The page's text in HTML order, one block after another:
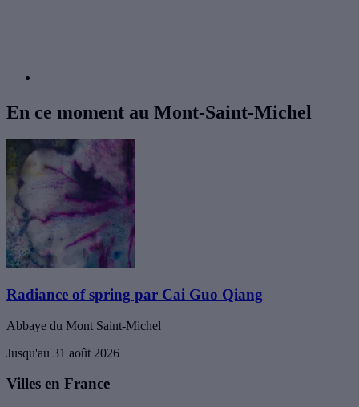
En ce moment au Mont-Saint-Michel
Radiance of spring par Cai Guo Qiang
Abbaye du Mont Saint-Michel
Jusqu'au 31 août 2026
Villes en France